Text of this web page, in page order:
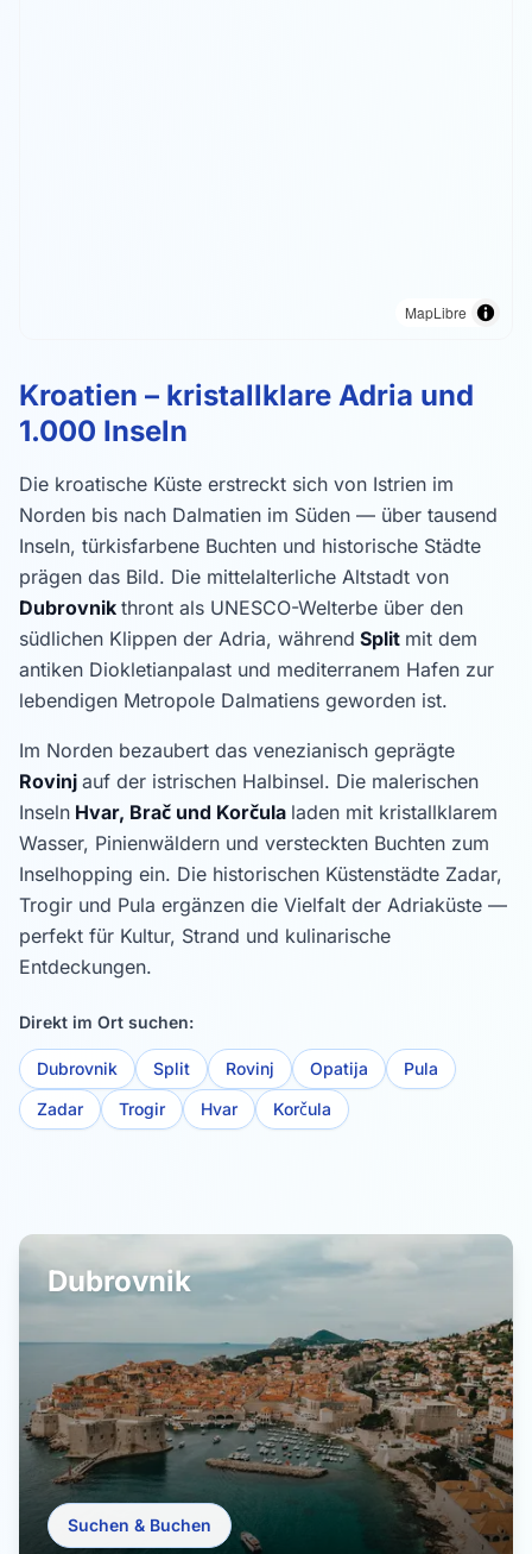
MapLibre
Kroatien – kristallklare Adria und
1.000 Inseln
Die kroatische Küste erstreckt sich von Istrien im
Norden bis nach Dalmatien im Süden — über tausend
Inseln, türkisfarbene Buchten und historische Städte
prägen das Bild. Die mittelalterliche Altstadt von
Dubrovnik thront als UNESCO-Welterbe über den
südlichen Klippen der Adria, während Split mit dem
antiken Diokletianpalast und mediterranem Hafen zur
lebendigen Metropole Dalmatiens geworden ist.
Im Norden bezaubert das venezianisch geprägte
Rovinj auf der istrischen Halbinsel. Die malerischen
Inseln Hvar, Brač und Korčula laden mit kristallklarem
Wasser, Pinienwäldern und versteckten Buchten zum
Inselhopping ein. Die historischen Küstenstädte Zadar,
Trogir und Pula ergänzen die Vielfalt der Adriaküste —
perfekt für Kultur, Strand und kulinarische
Entdeckungen.
Direkt im Ort suchen:
Dubrovnik Split Rovinj Opatija
Pula
Zadar
Trogir Hvar Korčula
Dubrovnik
Suchen & Buchen